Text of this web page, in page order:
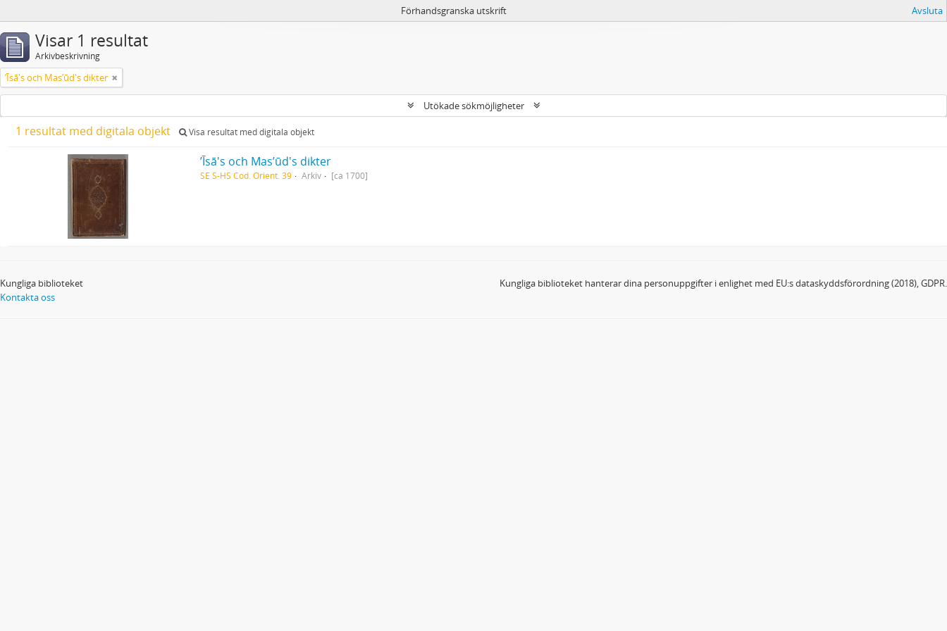
Förhandsgranska utskrift Avsluta
Visar 1 resultat
Arkivbeskrivning
ʼĪsā's och Masʼūd's dikter
Utökade sökmöjligheter
1 resultat med digitala objekt Visa resultat med digitala objekt
ʼĪsā's och Masʼūd's dikter
SE S-HS Cod. Orient. 39 Arkiv [ca 1700]
Kungliga biblioteket
Kontakta oss
Kungliga biblioteket hanterar dina personuppgifter i enlighet med EU:s dataskyddsförordning (2018), GDPR.